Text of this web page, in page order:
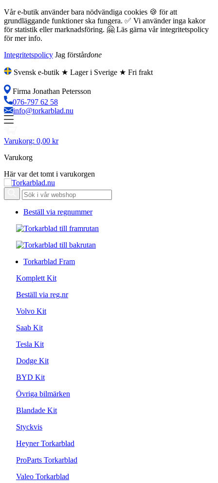
Vår e-butik använder bara nödvändiga cookies 🍪 för att
grundläggande funktioner ska fungera. ✅ Vi använder inga kakor
för statistik eller marknadsföring. 🤗 Läs gärna vår integritetspolicy
för mer info.
Integritetspolicy Jag förstårdone
Svensk e-butik ★ Lager i Sverige ★ Fri frakt
Firma Jonathan Petersson
076-797 62 58
info@torkarblad.nu
Varukorg: 0,00 kr
Varukorg
Här var det tomt i varukorgen
Beställ via regnummer
Torkarblad Fram
Komplett Kit
Beställ via reg.nr
Volvo Kit
Saab Kit
Tesla Kit
Dodge Kit
BYD Kit
Övriga bilmärken
Blandade Kit
Styckvis
Heyner Torkarblad
ProParts Torkarblad
Valeo Torkarblad